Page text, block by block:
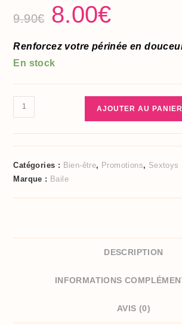
9.90€
Le
prix
initial
8.00€actuel
Renforcez votre périnée en
En stock
quantité
de
Boules
de
Geisha
Cute
AJOUTER AU PANIER
Catégories : Bien-être, Promotions, Sextoys
Marque : Baile
DESCRIPTION
INFORMATIONS
AVIS (0)